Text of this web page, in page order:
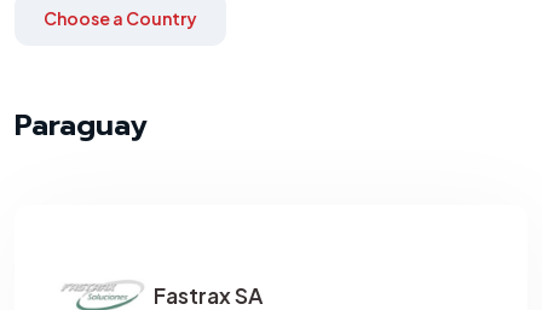
Choose a Country
Paraguay
Fastrax SA